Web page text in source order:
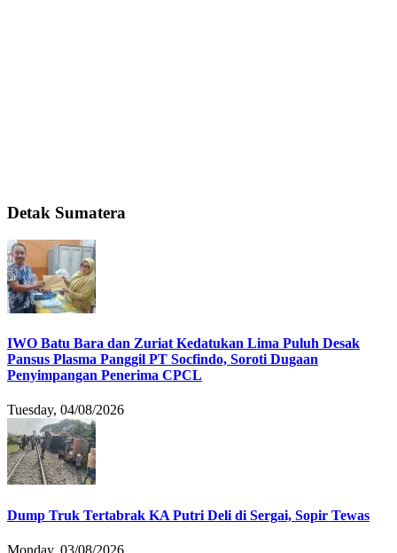
Detak Sumatera
IWO Batu Bara dan Zuriat Kedatukan Lima Puluh Desak
Pansus Plasma Panggil PT Socfindo, Soroti Dugaan
Penyimpangan Penerima CPCL
Tuesday, 04/08/2026
Dump Truk Tertabrak KA Putri Deli di Sergai, Sopir Tewas
Monday, 03/08/2026